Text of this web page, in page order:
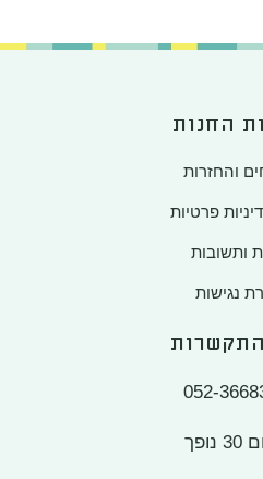
החנות
פרטיות
052-